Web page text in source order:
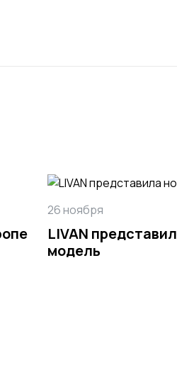
26 ноября
LIVAN
модель